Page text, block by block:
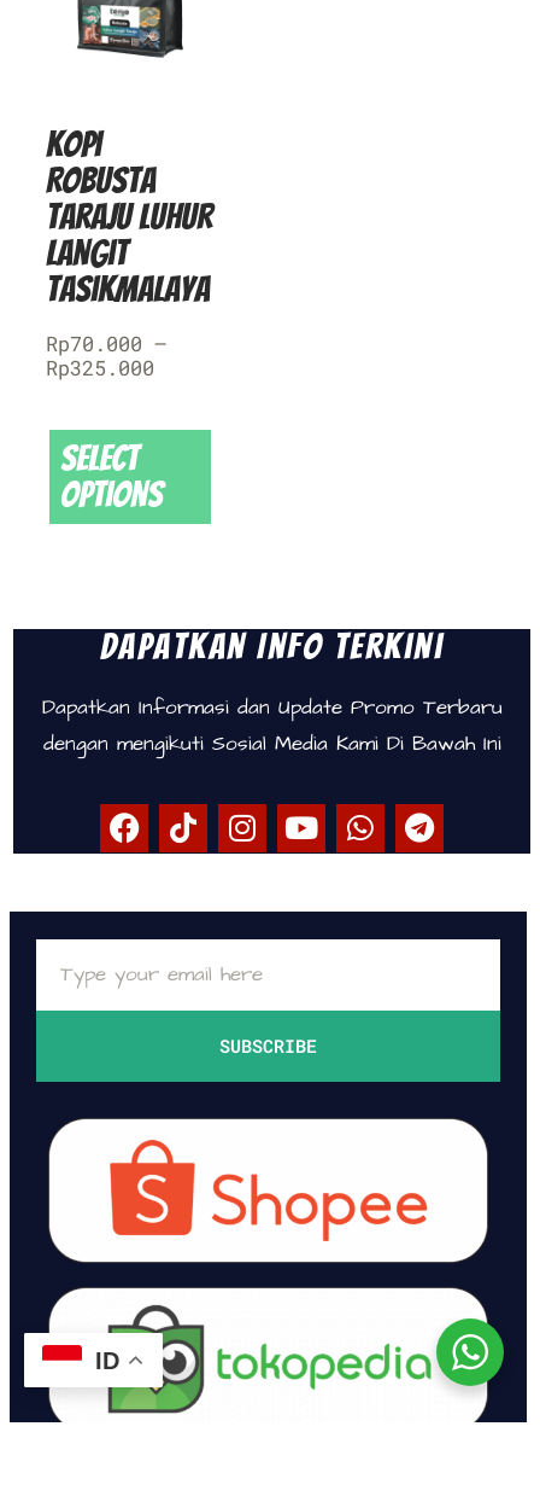
Kopi
Robusta
Taraju Luhur
Langit
Tasikmalaya
Rp70.000 –
Rp325.000
Select
options
Dapatkan Info Terkini
Dapatkan Informasi dan Update Promo Terbaru
dengan mengikuti Sosial Media Kami Di Bawah Ini
SUBSCRIBE
ID